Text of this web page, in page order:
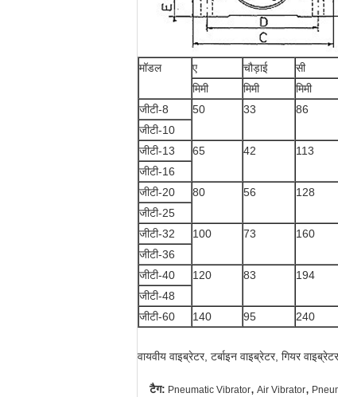
मॉडल ए चौड़ाई सी
मिमी
मिमी मिमी
जीटी-8
50 33 86
जीटी-10
जीटी-13
65 42 113
जीटी-16
जीटी-20
80 56 128
जीटी-25
जीटी-32
100 73 160
जीटी-36
जीटी-40
120 83 194
जीटी-48
जीटी-60
140 95 240
वायवीय वाइब्रेटर, टर्बाइन वाइब्रेटर, गियर वाइब्रेटर
टैग: Pneumatic Vibrator, Air Vibrator,